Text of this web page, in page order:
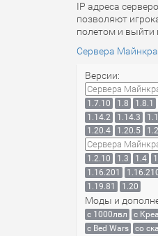
IP адреса
позволяют
полетом и выйти
Сервера
Версии:
Сервера
1.7.10
1.8 1.8.1
1.14.2
1.14.3
1.20.4
1.20.5
Сервера
1.2.10
1.3 1.4
1.16.201
1.19.81
1.20
Моды и
с 1000лвл c
с Bed Wars
со